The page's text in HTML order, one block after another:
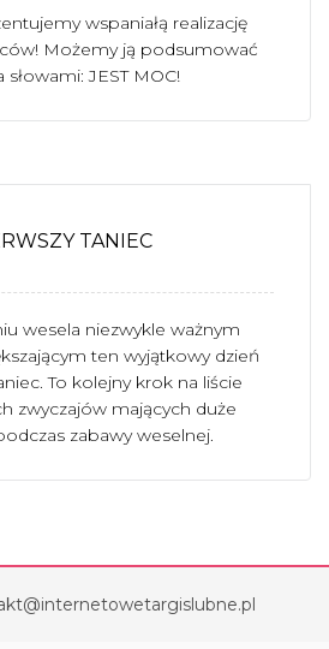
wspaniałą realizację
Możemy ją podsumować
JEST MOC!
TANIEC
wesela niezwykle ważnym
ten wyjątkowy dzień
To kolejny krok na liście
zwyczajów mających duże
zabawy weselnej.